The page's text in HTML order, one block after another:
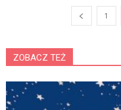
1
ZOBACZ TEŻ